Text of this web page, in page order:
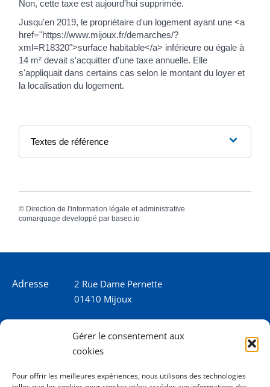
Gérer le consentement aux
cookies
Pour offrir les meilleures expériences, nous utilisons des technologies
Non, cette taxe est aujourd'hui supprimée.
Jusqu'en 2019, le propriétaire d'un logement ayant une <a
href="https://www.mijoux.fr/demarches/?
xml=R18320">surface habitable</a> inférieure ou égale à
14 m² devait s'acquitter d'une taxe annuelle. Elle
s'appliquait dans certains cas selon le montant du loyer et
la localisation du logement.
Textes de référence
© Direction de l'information légale et administrative
comarquage developpé par baseo.io
Adresse
2 Rue Dame Pernette
01410 Mijoux
Mardi de 8h15 à 12h
Mercredi 8h15 à 12h
Jeudi de 8h15 à 12h - 16h à 18h00